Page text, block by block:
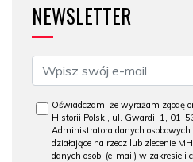
NEWSLETTER
Oświadczam, że wyrażam zgodę
Historii Polski, ul. Gwardii 1, 01-
Administratora danych
działające na rzecz lub zlecenie
danych osob. (e-mail) w zakresie i